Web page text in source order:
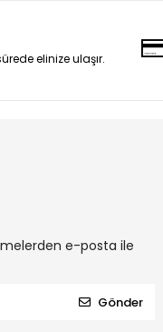
elinize ulaşır.
e-posta ile
Gönder